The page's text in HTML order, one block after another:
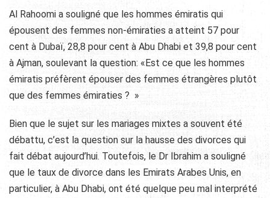
Al Rahoomi a souligné que les hommes émiratis qui
épousent des femmes non-émiraties a atteint 57 pour
cent à Dubaï, 28,8 pour cent à Abu Dhabi et 39,8 pour cent
à Ajman, soulevant la question: «Est ce que les hommes
émiratis préfèrent épouser des femmes étrangères plutôt
que des femmes émiraties ? »
Bien que le sujet sur les mariages mixtes a souvent été
débattu, c’est la question sur la hausse des divorces qui
fait débat aujourd’hui. Toutefois, le Dr Ibrahim a souligné
que le taux de divorce dans les Emirats Arabes Unis, en
particulier, à Abu Dhabi, ont été quelque peu mal interprété